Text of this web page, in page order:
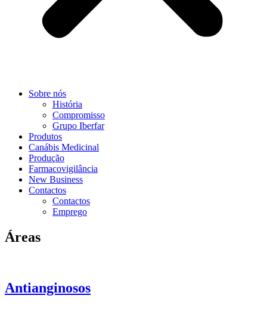
Sobre nós
História
Compromisso
Grupo Iberfar
Produtos
Canábis Medicinal
Produção
Farmacovigilância
New Business
Contactos
Contactos
Emprego
Áreas
Antianginosos